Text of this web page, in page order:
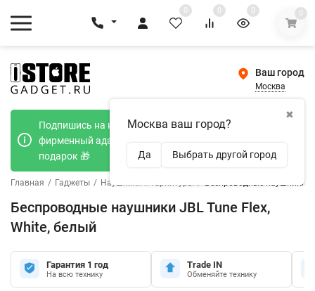
0 0 0 0
Ваш город
Москва
✖
Москва ваш город?
Да Выбрать другой город
Подпишись на наш телеграмм канал и получи
фирменный адаптер Type-C 20W при покупке в
подарок 🎁
Главная / Гаджеты / Наушники и гарнитуры / Беспроводные наушники
Беспроводные наушники JBL Tune Flex,
White, белый
Гарантия 1 год
На всю технику
Trade IN
Обменяйте технику